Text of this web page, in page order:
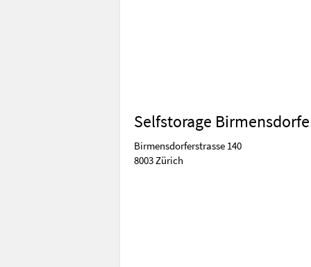
Selfstorage
Birmensdorferstrasse 140
8003 Zürich